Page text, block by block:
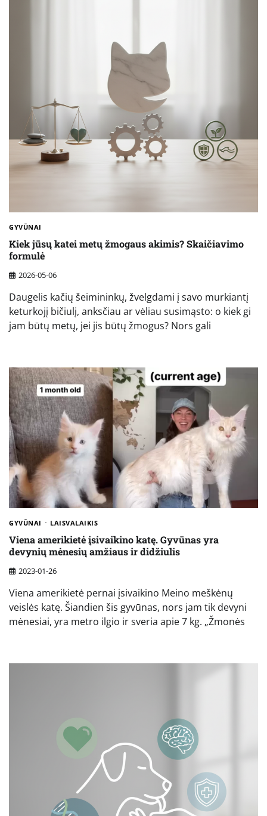
GYVŪNAI
Kiek jūsų katei metų žmogaus akimis? Skaičiavimo
formulė
2026-05-06
Daugelis kačių šeimininkų, žvelgdami į savo murkiantį
keturkojį bičiulį, anksčiau ar vėliau susimąsto: o kiek gi
jam būtų metų, jei jis būtų žmogus? Nors gali
GYVŪNAI LAISVALAIKIS
Viena amerikietė įsivaikino katę. Gyvūnas yra
devynių mėnesių amžiaus ir didžiulis
2023-01-26
Viena amerikietė pernai įsivaikino Meino meškėnų
veislės katę. Šiandien šis gyvūnas, nors jam tik devyni
mėnesiai, yra metro ilgio ir sveria apie 7 kg. „Žmonės